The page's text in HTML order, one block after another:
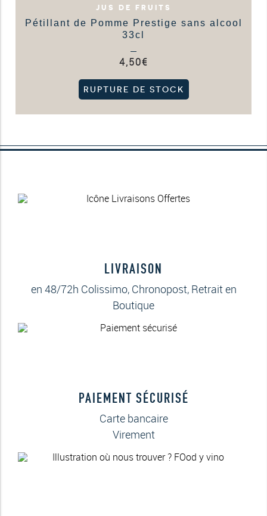
JUS DE FRUITS
Pétillant de Pomme Prestige sans alcool
33cl
4,50€
RUPTURE DE STOCK
LIVRAISON
en 48/72h Colissimo, Chronopost, Retrait en
Boutique
PAIEMENT SÉCURISÉ
Carte bancaire
Virement